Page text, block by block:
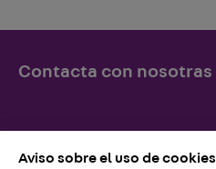
Aviso sobre el uso de cookies
Contacta con nosotras